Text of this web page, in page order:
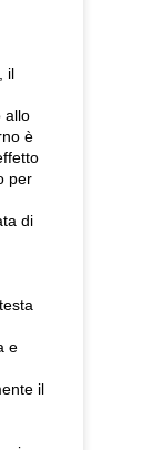
il
allo
è
per
di
e
il